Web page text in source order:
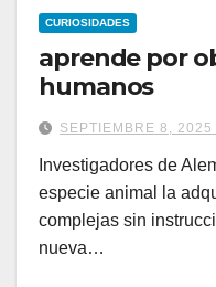
CURIOSIDADES
aprende por
humanos
SEPTIEMBRE 8, 2025
Investigadores de
especie animal la
complejas sin
nueva…